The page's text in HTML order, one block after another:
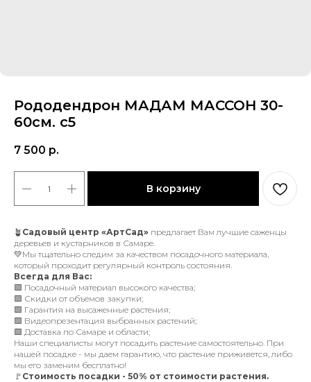
Рододендрон МАДАМ МАССОН 30-
60см. с5
7 500 р.
В корзину
🪴 Садовый центр «АртСад» предлагает Вам лучшие саженцы
деревьев и кустарников в Самаре.
💚Мы тщательно следим за качеством посадочного материала,
который проходит регулярный контроль состояния.
Всегда для Вас:
🟩 Посадочный материал высокого качества;
🟩 Скидки от объемов закупки;
🟩 Гарантия на высаженные растения;
🟩 Видеопрезентация выбранных растений;
🟩 Доставка по Самаре и области;
Наши специалисты могут посадить растение самостоятельно. При
нашей посадке - мы даем гарантию, что растение приживется, либо
мы его заменим бесплатно!
🚩 Стоимость посадки - 50% от стоимости растения.